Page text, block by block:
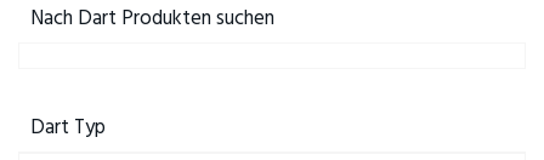
Nach Dart Produkten suchen
Dart Typ